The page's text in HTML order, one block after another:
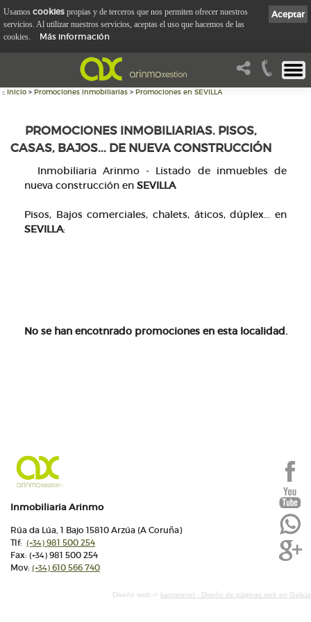
:: Inicio > Promociones inmobiliarias > Promociones en SEVILLA
PROMOCIONES INMOBILIARIAS. PISOS,
CASAS, BAJOS... DE NUEVA CONSTRUCCIÓN
Inmobiliaria Arinmo - Listado de inmuebles de
nueva construcción en SEVILLA
Pisos, Bajos comerciales, chalets, áticos, dúplex... en
SEVILLA:
No se han encotnrado promociones en esta localidad.
Inmobiliaria Arinmo
Rúa da Lúa, 1 Bajo 15810 Arzúa (A Coruña)
Tlf: (+34) 981 500 254
Fax: (+34) 981 500 254
Mov: (+34) 610 566 740
Diseño web:-> kantaronet - Diseño de páginas web en Galicia
Aceptar
Usamos cookies propias y de terceros que nos permiten ofrecer nuestros
servicios. Al utilizar nuestros servicios, aceptas el uso que hacemos de las
cookies.
Más información